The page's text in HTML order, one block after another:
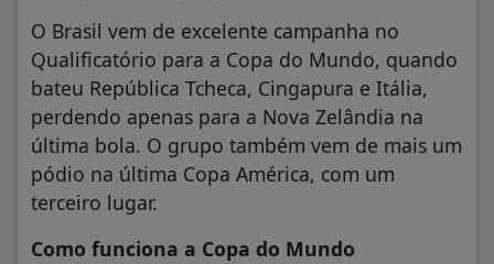
O Brasil vem de excelente campanha no
Qualificatório para a Copa do Mundo, quando
bateu República Tcheca, Cingapura e Itália,
perdendo apenas para a Nova Zelândia na
última bola. O grupo também vem de mais um
pódio na última Copa América, com um
terceiro lugar.
Como funciona a Copa do Mundo